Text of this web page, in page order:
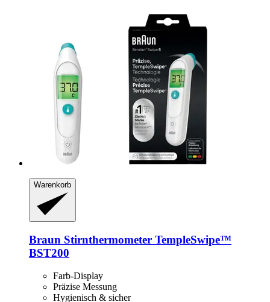
Warenkorb
Braun Stirnthermometer TempleSwipe™
BST200
Farb-Display
Präzise Messung
Hygienisch & sicher